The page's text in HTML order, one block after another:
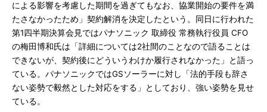
による影響を考慮した期間を過ぎてもなお、協業開始の要件を満
たさなかったため」契約解消を決定したという。同日に行われた
第1四半期決算会見ではパナソニック 取締役 常務執行役員 CFO
の梅田博和氏は「詳細については2社間のことなので語ることは
できないが、契約後にどういうわけか履行されなかった」と語っ
ている。パナソニックではGSソーラーに対し「法的手段も辞さ
ない姿勢で毅然とした対応をする」としており、強い姿勢を見せ
ている。